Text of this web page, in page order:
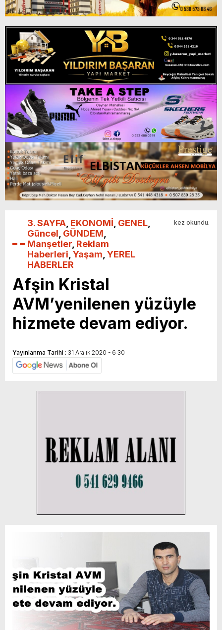
3. SAYFA EKONOMİ GENEL
Güncel GÜNDEM
Manşetler Reklam
Haberleri Yaşam YEREL
HABERLER
kez okundu.
Afşin Kristal
AVM’yenilenen yüzüyle
hizmete devam ediyor.
Yayınlanma Tarihi : 31 Aralık 2020 - 6:30